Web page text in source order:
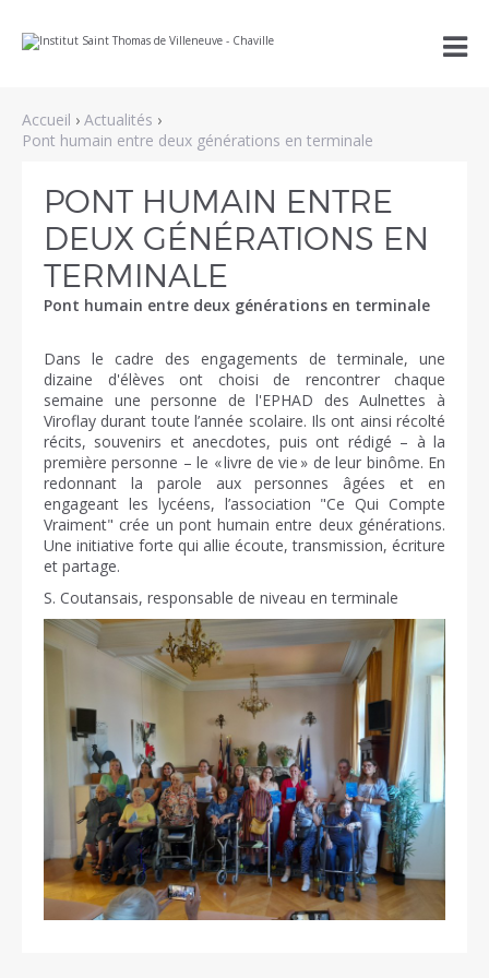
au
la
navigation
personnels

Accueil › Actualités ›
Pont humain entre deux générations en terminale
PONT HUMAIN ENTRE
DEUX GÉNÉRATIONS EN
TERMINALE
Pont humain entre deux générations en terminale
Dans le cadre des engagements de terminale, une
dizaine d'élèves ont choisi de rencontrer chaque
semaine une personne de l'EPHAD des Aulnettes à
Viroflay durant toute l’année scolaire. Ils ont ainsi récolté
récits, souvenirs et anecdotes, puis ont rédigé – à la
première personne – le « livre de vie » de leur binôme. En
redonnant la parole aux personnes âgées et en
engageant les lycéens, l’association "Ce Qui Compte
Vraiment" crée un pont humain entre deux générations.
Une initiative forte qui allie écoute, transmission, écriture
et partage.
S. Coutansais, responsable de niveau en terminale